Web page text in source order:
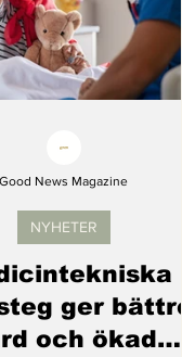
Prenumeranter
ger bättre
och ökad
NYHETER
Good News Magazine